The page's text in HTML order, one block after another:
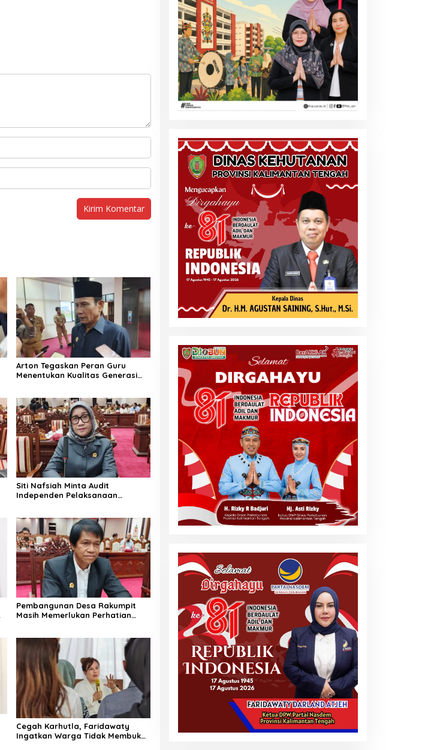
Arton Tegaskan Peran Guru
Menentukan Kualitas Generasi
Siti Nafsiah Minta Audit
Independen Pelaksanaan
Pembangunan Desa Rakumpit
Masih Memerlukan Perhatian
Cegah Karhutla, Faridawaty
Ingatkan Warga Tidak Membuka